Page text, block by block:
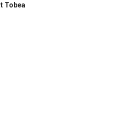
Tobea